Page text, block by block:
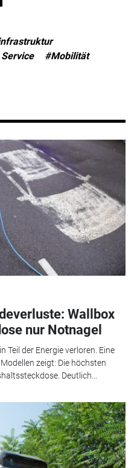
Service
#Mobilität
Wallbox
nur Notnagel
Teil der Energie verloren. Eine
zeigt: Die höchsten
Deutlich...